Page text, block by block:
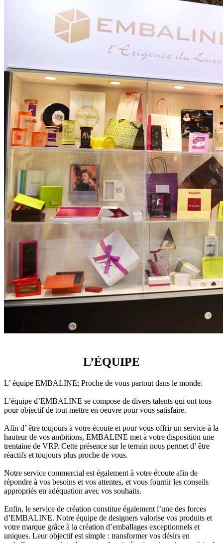
L’ÉQUIPE
L’ équipe EMBALINE; Proche de vous partout dans le monde.
L’équipe d’EMBALINE se compose de divers talents qui ont tous
pour objectif de tout mettre en oeuvre pour vous satisfaire.
Afin d’ être toujours à votre écoute et pour vous offrir un service à la
hauteur de vos ambitions, EMBALINE met à votre disposition une
trentaine de VRP. Cette présence sur le terrain nous permet d’ être
réactifs et toujours plus proche de vous.
Notre service commercial est également à votre écoute afin de
répondre à vos besoins et vos attentes, et vous fournir les conseils
appropriés en adéquation avec vos souhaits.
Enfin, le service de création constitue également l’une des forces
d’EMBALINE. Notre équipe de designers valorise vos produits et
votre marque grâce à la création d’emballages exceptionnels et
uniques. Leur objectif est simple : transformer vos désirs en